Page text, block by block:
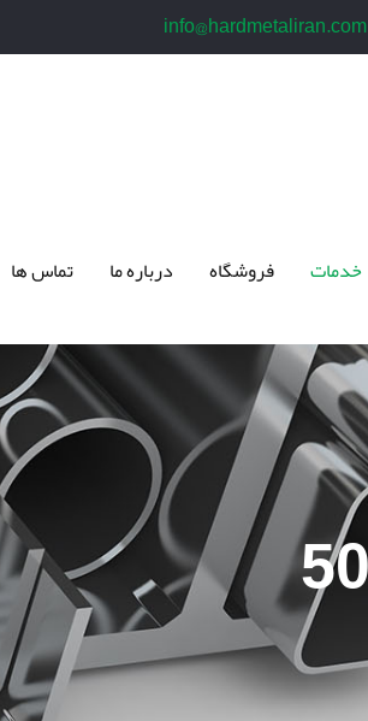
info@hardmetaliran.com
خدمات فروشگاه درباره ما تماس ها